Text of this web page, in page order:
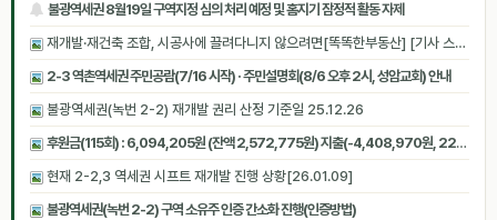
불광역세권 8월19일 구역지정 심의 처리 예정 및 홈지기 잠정적 활동 자제
재개발·재건축 조합, 시공사에 끌려다니지 않으려면[똑똑한부동산] [기사 스크랩]
2-3 역촌역세권 주민공람(7/16 시작) · 주민설명회(8/6 오후 2시, 성암교회) 안내
불광역세권(녹번 2-2) 재개발 권리 산정 기준일 25.12.26
후원금(115회) : 6,094,205원 (잔액 2,572,775원) 지출(-4,408,970원, 22회) [2026.06.27 07:05:14 기준]
현재 2-2,3 역세권 시프트 재개발 진행 상황[26.01.09]
불광역세권(녹번 2-2) 구역 소유주 인증 간소화 진행(인증방법)